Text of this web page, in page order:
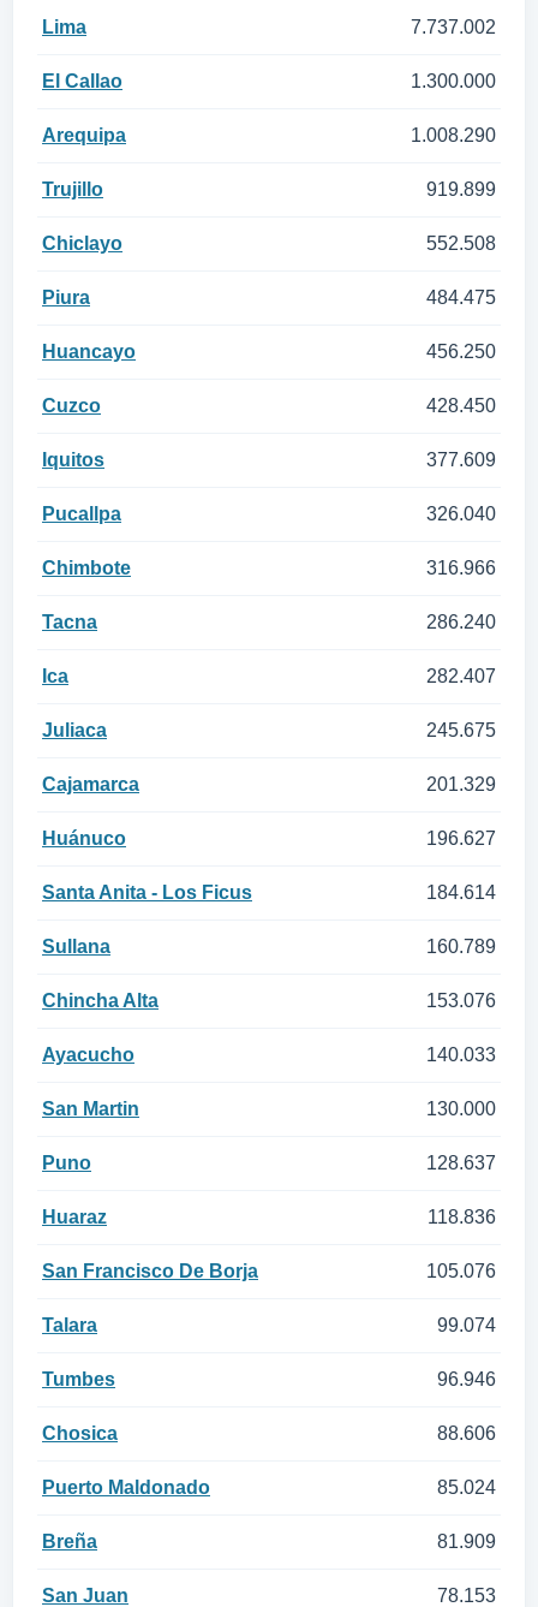
Lima 7.737.002
El Callao 1.300.000
Arequipa 1.008.290
Trujillo 919.899
Chiclayo 552.508
Piura 484.475
Huancayo 456.250
Cuzco 428.450
Iquitos 377.609
Pucallpa 326.040
Chimbote 316.966
Tacna 286.240
Ica 282.407
Juliaca 245.675
Cajamarca 201.329
Huánuco 196.627
Santa Anita - Los Ficus 184.614
Sullana 160.789
Chincha Alta 153.076
Ayacucho 140.033
San Martin 130.000
Puno 128.637
Huaraz 118.836
San Francisco De Borja 105.076
Talara 99.074
Tumbes 96.946
Chosica 88.606
Puerto Maldonado 85.024
Breña 81.909
San Juan 78.153